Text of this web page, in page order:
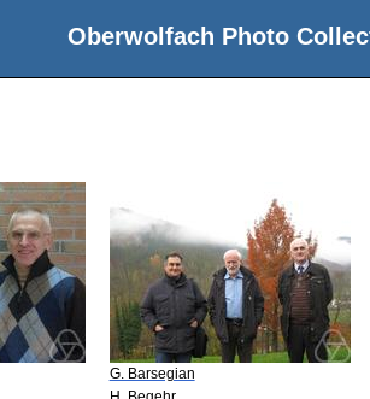
Oberwolfach Photo
G. Barsegian